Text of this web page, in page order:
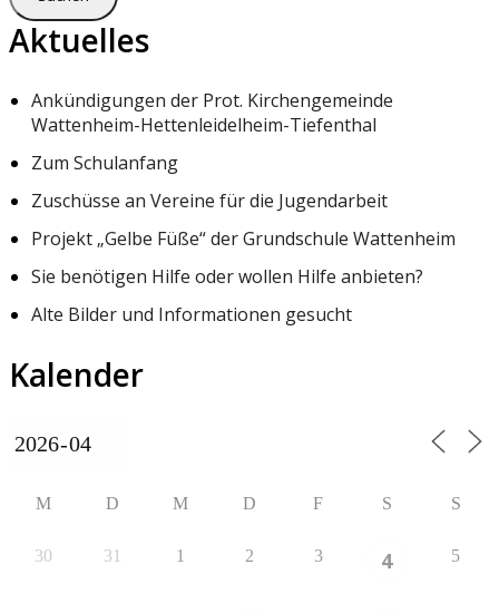
Aktuelles
Ankündigungen der Prot. Kirchengemeinde
Wattenheim-Hettenleidelheim-Tiefenthal
Zum Schulanfang
Zuschüsse an Vereine für die Jugendarbeit
Projekt „Gelbe Füße“ der Grundschule Wattenheim
Sie benötigen Hilfe oder wollen Hilfe anbieten?
Alte Bilder und Informationen gesucht
Kalender
M D M D F S S
30 31 1 2 3 4 5